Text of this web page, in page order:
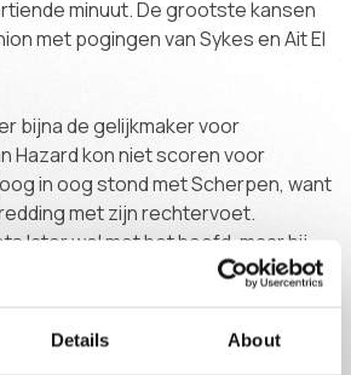
Details About
minuut. De grootste kansen
met pogingen van Sykes en Ait El
bijna de gelijkmaker voor
Hazard kon niet scoren voor
in oog stond met Scherpen, want
met zijn rechtervoet.
later wel met het hoofd, maar hij
eerste helft waren er nog kansen